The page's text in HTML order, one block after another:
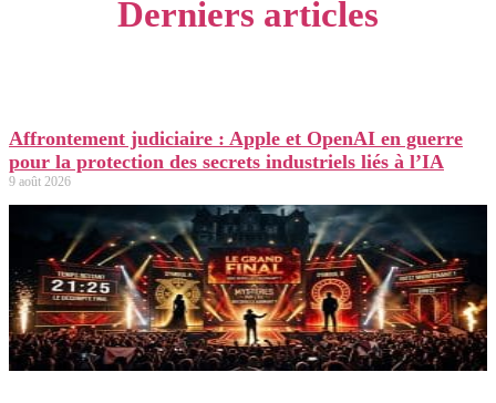
Derniers articles
Affrontement judiciaire : Apple et OpenAI en guerre
pour la protection des secrets industriels liés à l’IA
9 août 2026